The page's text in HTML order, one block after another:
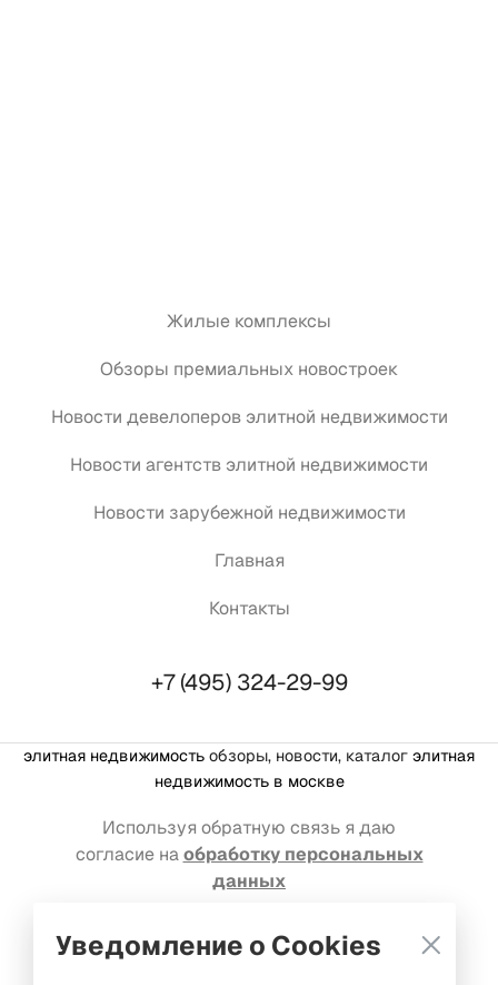
Жилые комплексы
Обзоры премиальных новостроек
Новости девелоперов элитной недвижимости
Новости агентств элитной недвижимости
Новости зарубежной недвижимости
Главная
Контакты
+7 (495) 324-29-99
элитная недвижимость обзоры, новости, каталог элитная
недвижимость в москве
Используя обратную связь я даю
согласие наобработку персональных
данных
© Premium estate, 2016-2026. Все права защищены
Уведомление о Cookies